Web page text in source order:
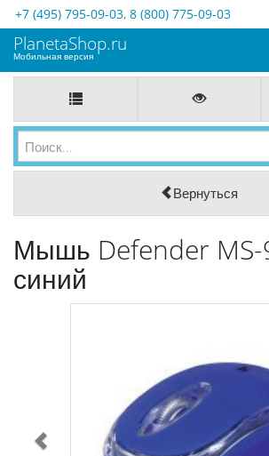
+7 (495) 795-09-03, 8 (800) 775-09-03
PlanetaShop.ru
Мобильная версия
Вернуться
Мышь Defender MS-
синий